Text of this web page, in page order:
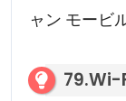
ャン モービ
79.Wi-